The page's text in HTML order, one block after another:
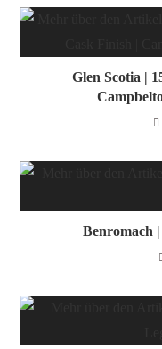
Glen Scotia |
Benromach |